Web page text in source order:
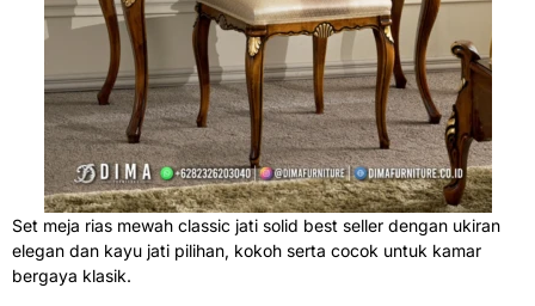
Set meja rias mewah classic jati solid best seller dengan ukiran
elegan dan kayu jati pilihan, kokoh serta cocok untuk kamar
bergaya klasik.